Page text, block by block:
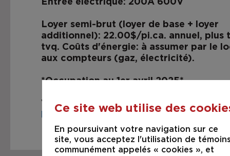
Entrée électrique: 200A 600V
Loyer semi-brut (loyer de base + loyer
additionnel): 22.00$/pi.ca. annuel, plus
tvq. Coûts d'énergie: à assumer par le
aux compteurs (gaz, électricité).
*Occupation au 1er avril 2025*
Visitez les lieux;
Ce site web utilise des
En poursuivant votre navigation sur ce
site, vous acceptez l'utilisation de
communément appelés « cookies », et